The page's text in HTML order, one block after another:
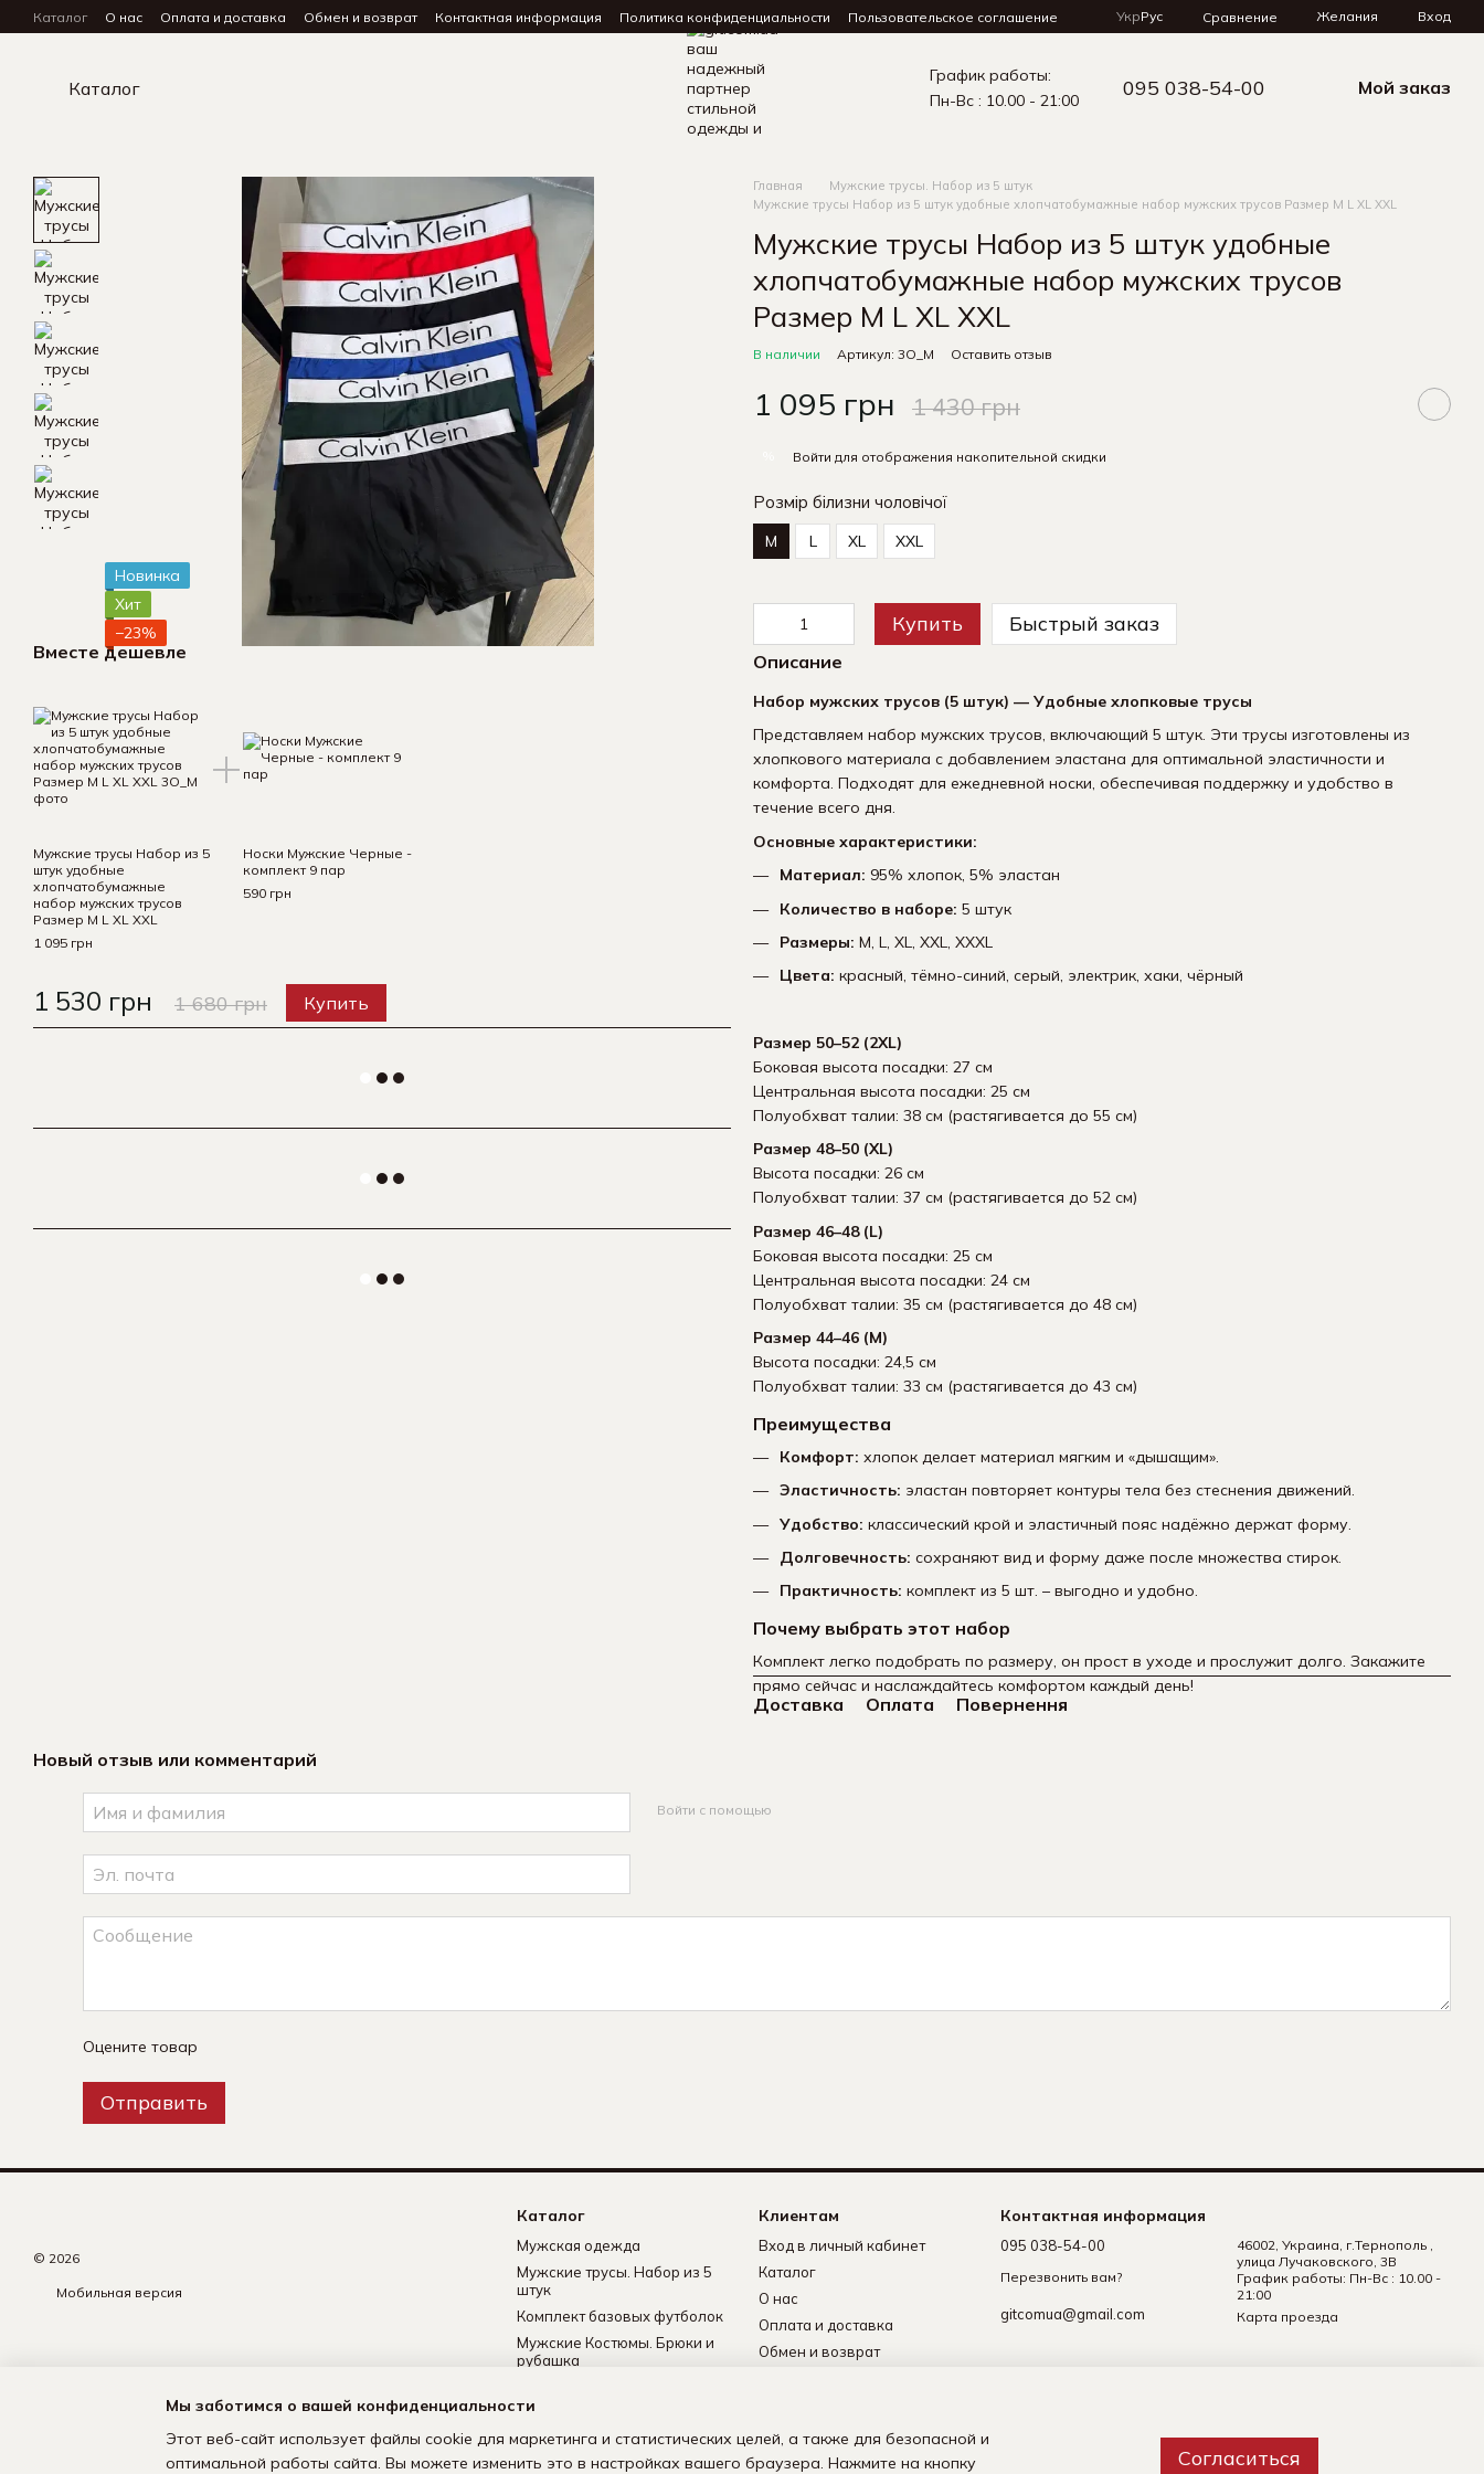
Перейти к основному контенту
Каталог О нас Оплата и доставка Обмен и возврат Контактная информация Политика конфиденциальности Пользовательское соглашение УкрРус Сравнение Желания Вход
Каталог
График работы:
Пн-Вс : 10.00 - 21:00
095 038-54-00 Мой заказ
Новинка
Хит
−23%
Вместе дешевле
Мужские трусы Набор из 5
штук удобные
хлопчатобумажные
набор мужских трусов
Размер M L XL XXL
1 095 грн
Носки Мужские Черные -
комплект 9 пар
590 грн
1 530 грн 1 680 грн Купить
Главная
Мужские трусы. Набор из 5 штук
Мужские трусы Набор из 5 штук удобные хлопчатобумажные набор мужских трусов Размер M L XL XXL
Мужские трусы Набор из 5 штук удобные
хлопчатобумажные набор мужских трусов
Размер M L XL XXL
В наличии Артикул: 3O_M Оставить отзыв
1 095 грн 1 430 грн
Войти для отображения накопительной скидки
Розмір білизни чоловічої
M L XL XXL
Купить Быстрый заказ
Описание
Набор мужских трусов (5 штук) — Удобные хлопковые трусы
Представляем набор мужских трусов, включающий 5 штук. Эти трусы изготовлены из
хлопкового материала с добавлением эластана для оптимальной эластичности и
комфорта. Подходят для ежедневной носки, обеспечивая поддержку и удобство в
течение всего дня.
Основные характеристики:
Материал: 95% хлопок, 5% эластан
Количество в наборе: 5 штук
Размеры: M, L, XL, XXL, XXXL
Цвета: красный, тёмно-синий, серый, электрик, хаки, чёрный
Размер 50–52 (2XL)
Боковая высота посадки: 27 см
Центральная высота посадки: 25 см
Полуобхват талии: 38 см (растягивается до 55 см)
Размер 48–50 (XL)
Высота посадки: 26 см
Полуобхват талии: 37 см (растягивается до 52 см)
Размер 46–48 (L)
Боковая высота посадки: 25 см
Центральная высота посадки: 24 см
Полуобхват талии: 35 см (растягивается до 48 см)
Размер 44–46 (M)
Высота посадки: 24,5 см
Полуобхват талии: 33 см (растягивается до 43 см)
Преимущества
Комфорт: хлопок делает материал мягким и «дышащим».
Эластичность: эластан повторяет контуры тела без стеснения движений.
Удобство: классический крой и эластичный пояс надёжно держат форму.
Долговечность: сохраняют вид и форму даже после множества стирок.
Практичность: комплект из 5 шт. – выгодно и удобно.
Почему выбрать этот набор
Комплект легко подобрать по размеру, он прост в уходе и прослужит долго. Закажите
прямо сейчас и наслаждайтесь комфортом каждый день!
Доставка Оплата Повернення
Новый отзыв или комментарий
Войти с помощью
Оцените товар
Отправить
© 2026
Мобильная версия
Каталог
Мужская одежда
Мужские трусы. Набор из 5
штук
Комплект базовых футболок
Мужские Костюмы. Брюки и
рубашка
Мужские флисовые
Клиентам
Вход в личный кабинет
Каталог
О нас
Оплата и доставка
Обмен и возврат
Пользовательское
соглашение
Контактная информация
095 038-54-00
Перезвонить вам?
gitcomua@gmail.com
46002, Украина, г.Тернополь ,
улица Лучаковского, 3В
График работы: Пн-Вс : 10.00 -
21:00
Карта проезда
Мы заботимся о вашей конфиденциальности
Этот веб-сайт использует файлы cookie для маркетинга и статистических целей, а также для безопасной и
оптимальной работы сайта. Вы можете изменить это в настройках вашего браузера. Нажмите на кнопку
Согласиться